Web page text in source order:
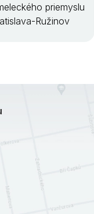
priemyslu
Ružinov